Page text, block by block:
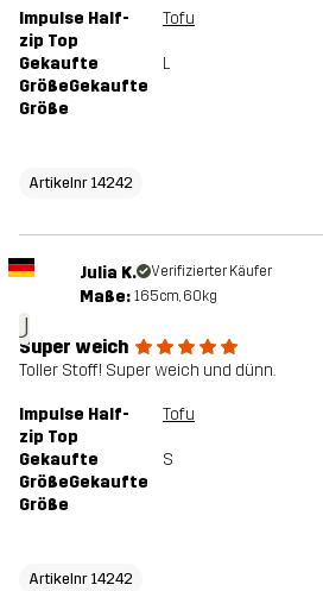
Impulse Half-
zip Top
Tofu
Gekaufte
GrößeGekaufte
Größe
L
Artikelnr 14242
J
Julia K. Verifizierter Käufer
Maße: 165cm, 60kg
Super weich
Toller Stoff! Super weich und dünn.
Impulse Half-
zip Top
Tofu
Gekaufte
GrößeGekaufte
Größe
S
Artikelnr 14242